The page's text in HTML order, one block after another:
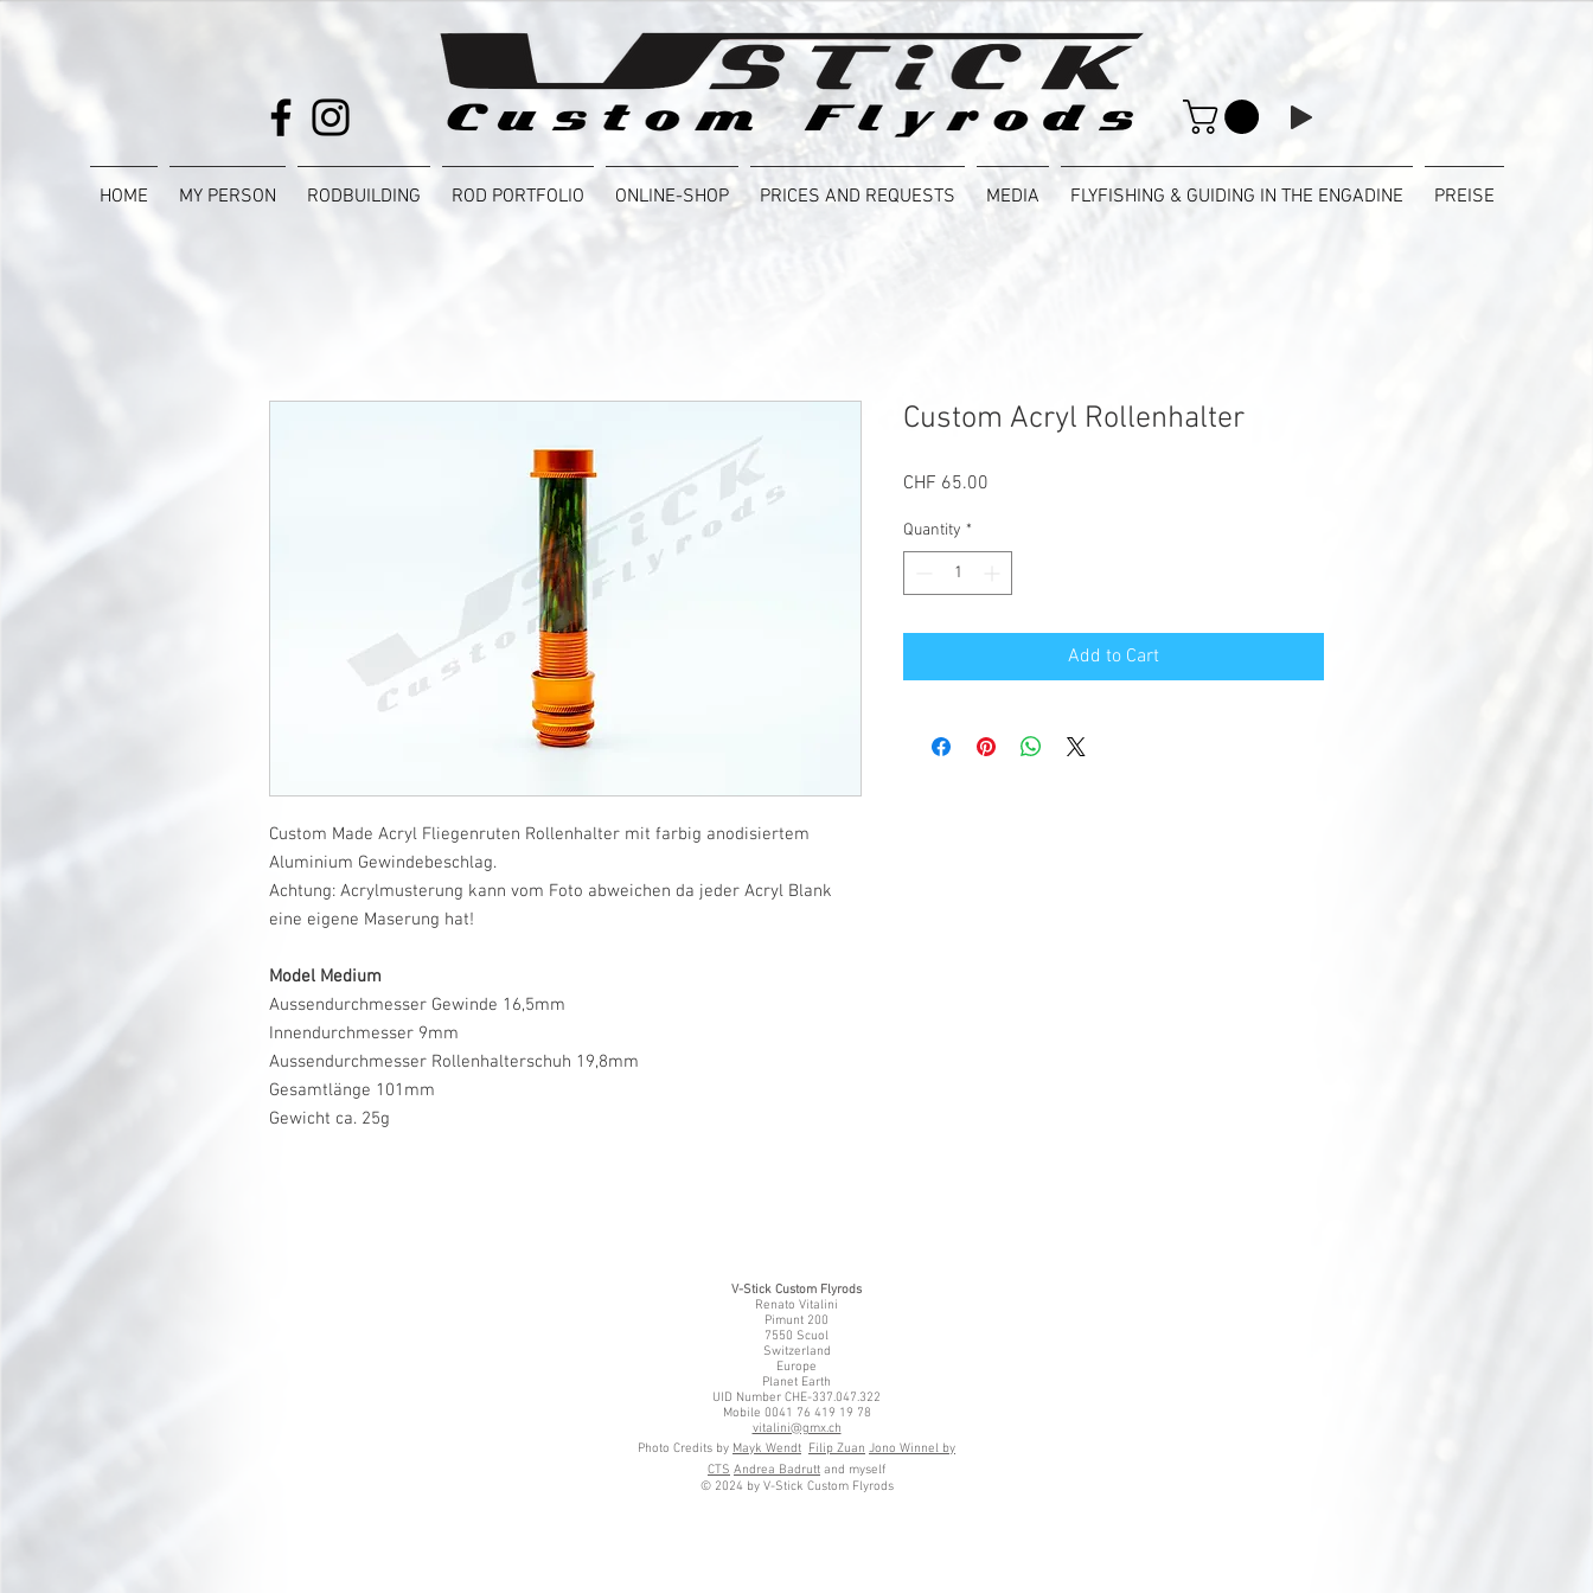
HOME MY PERSON RODBUILDING ROD PORTFOLIO ONLINE-SHOP PRICES AND REQUESTS MEDIA FLYFISHING & GUIDING IN THE ENGADINE PREISE
Custom Made Acryl Fliegenruten Rollenhalter mit farbig anodisiertem
Aluminium Gewindebeschlag.
Achtung: Acrylmusterung kann vom Foto abweichen da jeder Acryl Blank
eine eigene Maserung hat!
Model Medium
Aussendurchmesser Gewinde 16,5mm
Innendurchmesser 9mm
Aussendurchmesser Rollenhalterschuh 19,8mm
Gesamtlänge 101mm
Gewicht ca. 25g
Custom Acryl Rollenhalter
CHF 65.00
Quantity *
Add to Cart
V-Stick Custom Flyrods
Renato Vitalini
Pimunt 200
7550 Scuol
Switzerland
Europe
Planet Earth
UID Number CHE-337.047.322
Mobile 0041 76 419 19 78
vitalini@gmx.ch
Photo Credits by Mayk Wendt Filip Zuan Jono Winnel by
CTS Andrea Badrutt and myself
© 2024 by V-Stick Custom Flyrods